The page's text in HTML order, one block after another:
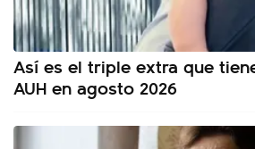
Así es el triple extra que
AUH en agosto 2026